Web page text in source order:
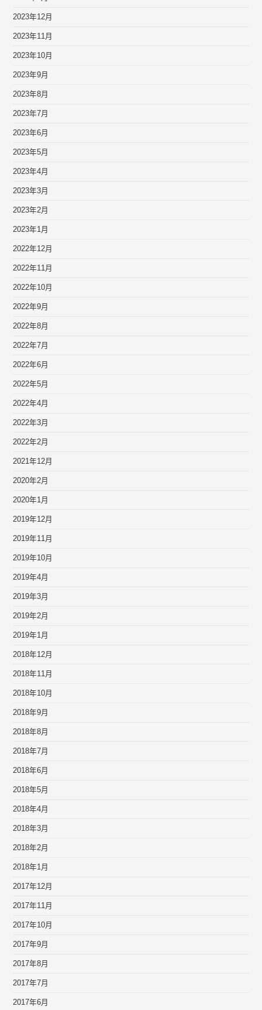
2023年12月
2023年11月
2023年10月
2023年9月
2023年8月
2023年7月
2023年6月
2023年5月
2023年4月
2023年3月
2023年2月
2023年1月
2022年12月
2022年11月
2022年10月
2022年9月
2022年8月
2022年7月
2022年6月
2022年5月
2022年4月
2022年3月
2022年2月
2021年12月
2020年2月
2020年1月
2019年12月
2019年11月
2019年10月
2019年4月
2019年3月
2019年2月
2019年1月
2018年12月
2018年11月
2018年10月
2018年9月
2018年8月
2018年7月
2018年6月
2018年5月
2018年4月
2018年3月
2018年2月
2018年1月
2017年12月
2017年11月
2017年10月
2017年9月
2017年8月
2017年7月
2017年6月